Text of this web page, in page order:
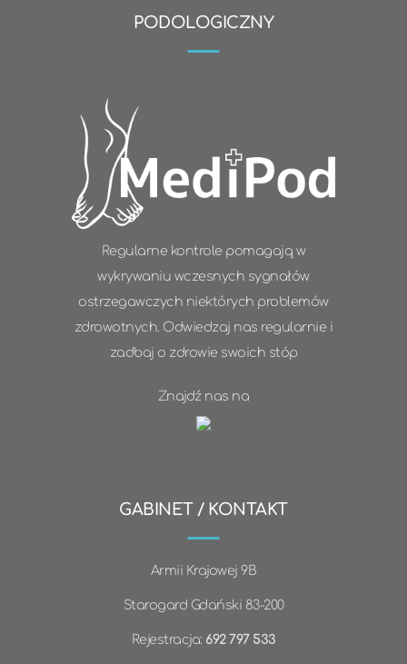
PODOLOGICZNY
Regularne kontrole pomagają w
wykrywaniu wczesnych sygnałów
ostrzegawczych niektórych problemów
zdrowotnych. Odwiedzaj nas regularnie i
zadbaj o zdrowie swoich stóp
Znajdź nas na
GABINET / KONTAKT
Armii Krajowej 9B
Starogard Gdański 83-200
Rejestracja: 692 797 533